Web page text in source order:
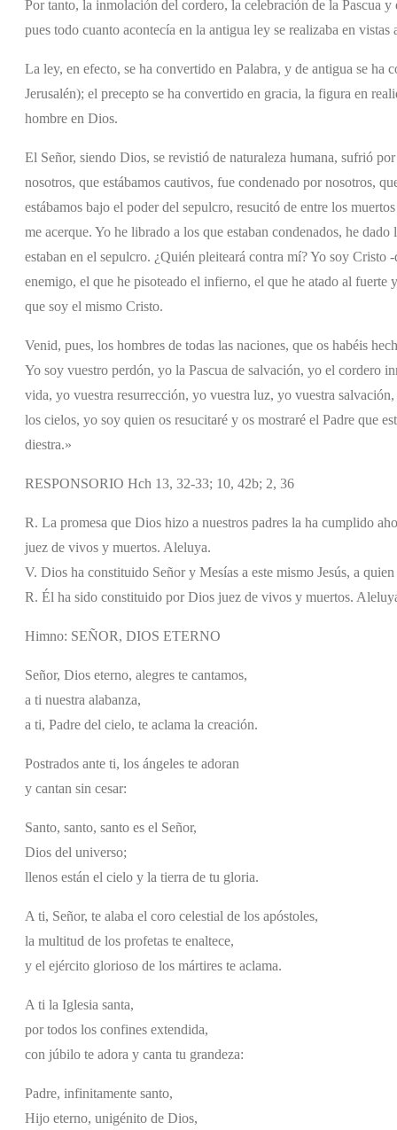
Por tanto, la inmolación del cordero, la celebración de la Pascua
pues todo cuanto acontecía en la antigua ley se realizaba en
La ley, en efecto, se ha convertido en Palabra, y de antigua se
Jerusalén); el precepto se ha convertido en gracia, la figura en
hombre en Dios.
El Señor, siendo Dios, se revistió de naturaleza humana, sufrió
nosotros, que estábamos cautivos, fue condenado por nosotros,
estábamos bajo el poder del sepulcro, resucitó de entre los
me acerque. Yo he librado a los que estaban condenados, he
estaban en el sepulcro. ¿Quién pleiteará contra mí? Yo soy
enemigo, el que he pisoteado el infierno, el que he atado al fuerte
que soy el mismo Cristo.
Venid, pues, los hombres de todas las naciones, que os habéis
Yo soy vuestro perdón, yo la Pascua de salvación, yo el cordero
vida, yo vuestra resurrección, yo vuestra luz, yo vuestra
los cielos, yo soy quien os resucitaré y os mostraré el Padre que
diestra.»
RESPONSORIO Hch 13, 32-33; 10, 42b; 2, 36
R. La promesa que Dios hizo a nuestros padres la ha cumplido
juez de vivos y muertos. Aleluya.
V. Dios ha constituido Señor y Mesías a este mismo Jesús, a
R. Él ha sido constituido por Dios juez de vivos y muertos.
Himno: SEÑOR, DIOS ETERNO
Señor, Dios eterno, alegres te cantamos,
a ti nuestra alabanza,
a ti, Padre del cielo, te aclama la creación.
Postrados ante ti, los ángeles te adoran
y cantan sin cesar:
Santo, santo, santo es el Señor,
Dios del universo;
llenos están el cielo y la tierra de tu gloria.
A ti, Señor, te alaba el coro celestial de los apóstoles,
la multitud de los profetas te enaltece,
y el ejército glorioso de los mártires te aclama.
A ti la Iglesia santa,
por todos los confines extendida,
con júbilo te adora y canta tu grandeza:
Padre, infinitamente santo,
Hijo eterno, unigénito de Dios,